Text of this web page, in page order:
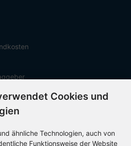
Cookies und
ähnliche Technologien, auch von
Funktionsweise der Website